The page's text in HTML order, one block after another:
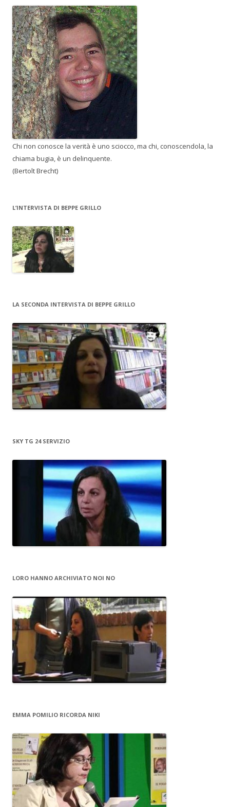
Chi non conosce la verità è uno sciocco, ma chi, conoscendola, la
chiama bugia, è un delinquente.
(Bertolt Brecht)
L’INTERVISTA DI BEPPE GRILLO
LA SECONDA INTERVISTA DI BEPPE GRILLO
SKY TG 24 SERVIZIO
LORO HANNO ARCHIVIATO NOI NO
EMMA POMILIO RICORDA NIKI